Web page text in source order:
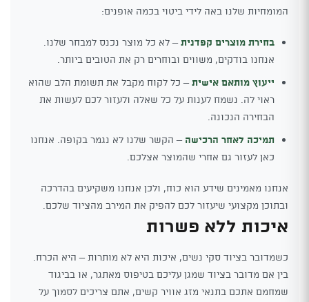
המומחיות שלנו באה לידי ביטוי בכמה אופנים:
בחירת מוצרים קפדנית– לא כל מוצר נכנס למבחר שלנו.
אנחנו בודקים, משווים ובוחרים רק את הטובים ביותר.
ייעוץ מותאם אישית– כל לקוח מקבל את תשומת הלב שהוא
ראוי לה. נשמח לענות על כל שאלה ולעזור לכם לעשות את
הבחירה הנכונה.
תמיכה לאחר הרכישה – הקשר שלנו לא נגמר בקופה. אנחנו
כאן לעזור גם אחרי שהמוצר אצלכם.
אנחנו מאמינים שידע הוא כוח, ולכן אנחנו משקיעים בהדרכה
ובתוכן מקצועי שיעזור לכם להפיק את המירב מהציוד שלכם.
איכות ללא פשרות
כשמדובר בציוד סקי נשים, איכות היא לא מותרות – היא הכרח.
בין אם מדובר בציוד שמגן עליכם בטיפוס מאתגר, או בביגוד
שמחמם אתכם בתנאי מזג אוויר קשים, אתם צריכים לסמוך על